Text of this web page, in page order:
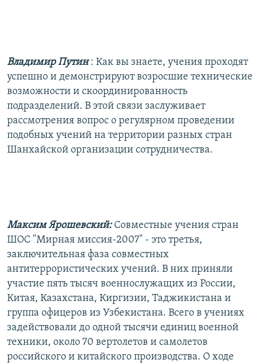
Владимир Путин: Как вы знаете, учения проходят
успешно и демонстрируют возросшие технические
возможности и скоординированность
подразделений. В этой связи заслуживает
рассмотрения вопрос о регулярном проведении
подобных учений на территории разных стран
Шанхайской организации сотрудничества.
Максим Ярошевский: Совместные учения стран
ШОС "Мирная миссия-2007" - это третья,
заключительная фаза совместных
антитеррористических учений. В них приняли
участие пять тысяч военнослужащих из России,
Китая, Казахстана, Киргизии, Таджикистана и
группа офицеров из Узбекистана. Всего в учениях
задействовали до одной тысячи единиц военной
техники, около 70 вертолетов и самолетов
российского и китайского производства. О ходе